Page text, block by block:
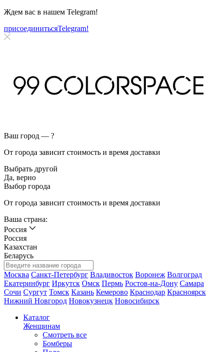
Ждем вас в нашем Telegram!
присоединитьсяTelegram!
Ваш город — ?
От города зависит стоимость и время доставки
Выбрать другой
Да, верно
Выбор города
От города зависит стоимость и время доставки
Ваша страна:
Россия
Россия
Казахстан
Беларусь
Москва Санкт-Петербург Владивосток Воронеж Волгоград
Екатеринбург Иркутск Омск Пермь Ростов-на-Дону Самара
Сочи Сургут Томск Казань Кемерово Краснодар Красноярск
Нижний Новгород Новокузнецк Новосибирск
Каталог
Женщинам
Смотреть все
Бомберы